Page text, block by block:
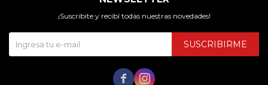
¡Suscribite y recibí todas nuestras novedades!
SUSCRIBIRME
 